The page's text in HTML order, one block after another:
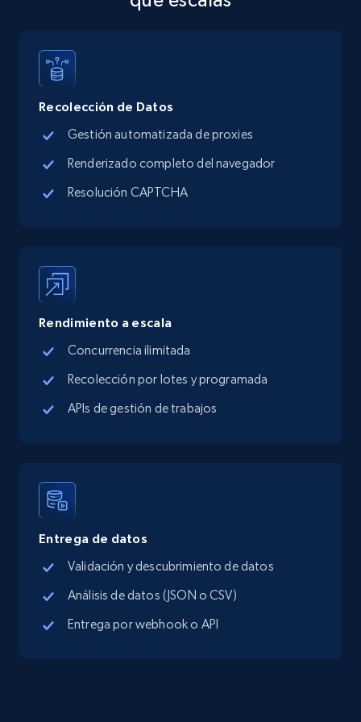
Address, Description, Business details, and
13.3K+
records by location search
Place id, URL, Country, Name, Category,
13.3K+
Google Maps full information - Collect
Google Maps Businesses data by place id
Place id, URL, Country, Name, Category,
Address, Description, Business details, and
13.3K+
Google Maps full information - Discover
Place id, URL, Country, Name, Category,
Address, Description, Business details, and
Recolección de Datos
Gestión automatizada de proxies
Renderizado completo del navegador
Resolución CAPTCHA
Rendimiento a escala
Concurrencia ilimitada
Recolección por lotes y programada
APIs de gestión de trabajos
Entrega de datos
Validación y descubrimiento de datos
Análisis de datos (JSON o CSV)
Entrega por webhook o API